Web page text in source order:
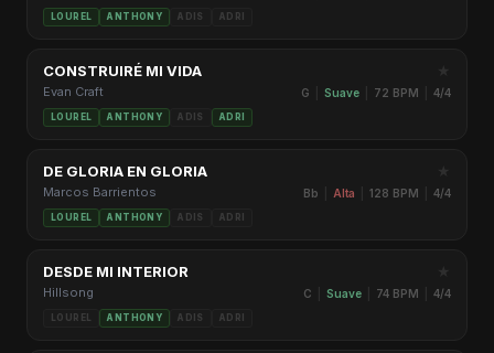
LOUREL ANTHONY ADIS ADRI
CONSTRUIRÉ MI VIDA
Evan Craft G Suave 72 BPM 4/4
LOUREL ANTHONY ADIS ADRI
DE GLORIA EN GLORIA
Marcos Barrientos Bb Alta 128 BPM 4/4
LOUREL ANTHONY ADIS ADRI
DESDE MI INTERIOR
Hillsong C Suave 74 BPM 4/4
LOUREL ANTHONY ADIS ADRI